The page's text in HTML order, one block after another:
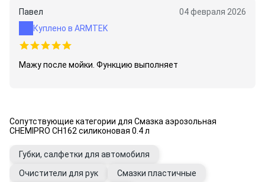
Павел
04 февраля 2026
Куплено в ARMTEK
Мажу после мойки. Функцию выполняет
Сопутствующие категории для Смазка аэрозольная
CHEMIPRO CH162 силиконовая 0.4 л
Губки, салфетки для автомобиля
Очистители для рук
Смазки пластичные